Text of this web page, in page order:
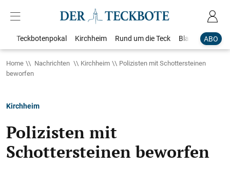
ABO
Teckbotenpokal Kirchheim Rund um die Teck Blaulicht
Home Nachrichten Kirchheim
Polizisten mit Schottersteinen
beworfen
Kirchheim
Polizisten mit
Schottersteinen beworfen